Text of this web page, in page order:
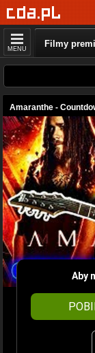
MENU Filmy
Amaranthe -
Aby